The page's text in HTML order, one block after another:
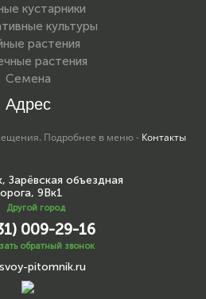
кустарники
культуры
растения
растения
Семена
Адрес
Подробнее в меню - Контакты
Зарёвская объездная
9Вк1
Другой город
009-29-16
обратный звонок
pitomnik.ru